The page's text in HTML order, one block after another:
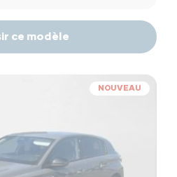
ce modèle
NOUVEAU